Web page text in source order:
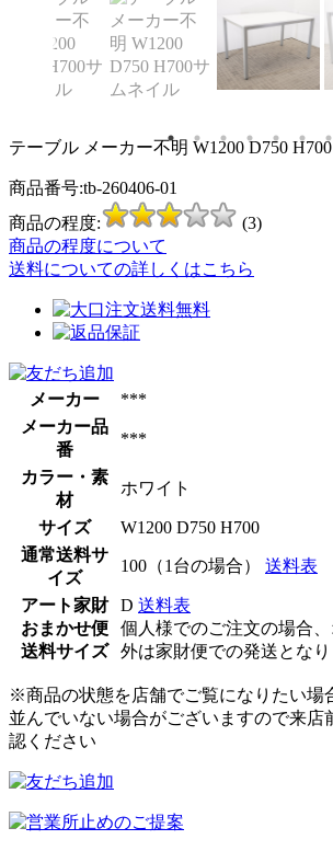
テーブル メーカー不明 W1200 D750 H700
商品番号:tb-260406-01
商品の程度:
(3)
商品の程度について
送料についての詳しくはこちら
メーカー
***
メーカー品
番
***
カラー・素
材
ホワイト
サイズ
W1200 D750 H700
通常送料サ
イズ
100（1台の場合） 送料表
アート家財
おまかせ便
送料サイズ
D 送料表
個人様でのご注文の場合
外は家財便での発送とな
※商品の状態を店舗でご覧になりたい場
並んでいない場合がございますので来店
認ください